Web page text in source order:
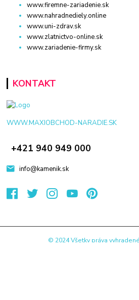
www.firemne-zariadenie.sk
www.nahradnediely.online
www.uni-zdrav.sk
www.zlatnictvo-online.sk
www.zariadenie-firmy.sk
KONTAKT
WWW.MAXIOBCHOD-NARADIE.SK
+421 940 949 000
info@kamenik.sk
© 2024 Všetky práva